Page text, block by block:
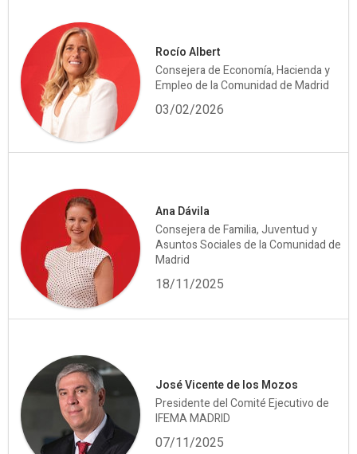
Rocío Albert
Consejera de Economía, Hacienda y
Empleo de la Comunidad de Madrid
03/02/2026
Ana Dávila
Consejera de Familia, Juventud y
Asuntos Sociales de la Comunidad de
Madrid
18/11/2025
José Vicente de los Mozos
Presidente del Comité Ejecutivo de
IFEMA MADRID
07/11/2025